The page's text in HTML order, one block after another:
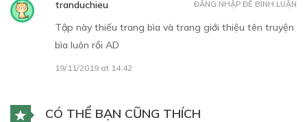
tranduchieu
Tập này thiếu trang bìa và trang giới thiệu tên truyện
bìa luôn rồi AD
19/11/2019 at 14:42
ĐĂNG NHẬP ĐỂ BÌNH LUẬN
CÓ THỂ BẠN CŨNG THÍCH